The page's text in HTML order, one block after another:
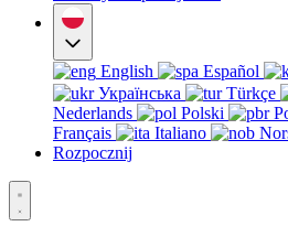
English Español
Українська
Türkçe
Nederlands
Polski
Français
Italiano
Rozpocznij